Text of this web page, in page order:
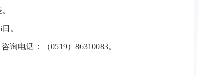
。
电话：（0519）86310083。